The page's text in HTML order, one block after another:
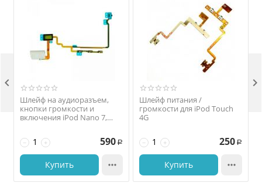
Шлейф на аудиоразъем,
кнопки громкости и
включения iPod Nano 7,
+
− 590 Р
Купить 
Шлейф питания /
громкости для iPod Touch
4G
+
− 250 Р
Купить 
 